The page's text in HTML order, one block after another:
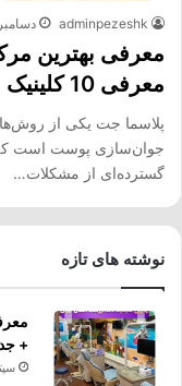
adminpezeshk دسامبر 21, 2021
معرفی بهترین
معرفی 10 کلینیک
پلاسما جت یکی از
جوان‌سازی پوست است که
گسترده‌ای از مشکلات…
نوشته های تازه
+